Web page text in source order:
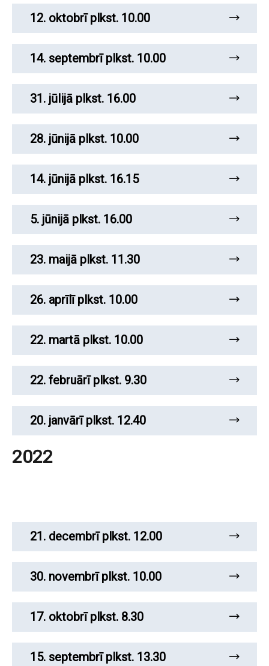
12. oktobrī plkst. 10.00
14. septembrī plkst. 10.00
31. jūlijā plkst. 16.00
28. jūnijā plkst. 10.00
14. jūnijā plkst. 16.15
5. jūnijā plkst. 16.00
23. maijā plkst. 11.30
26. aprīlī plkst. 10.00
22. martā plkst. 10.00
22. februārī plkst. 9.30
20. janvārī plkst. 12.40
2022
21. decembrī plkst. 12.00
30. novembrī plkst. 10.00
17. oktobrī plkst. 8.30
15. septembrī plkst. 13.30